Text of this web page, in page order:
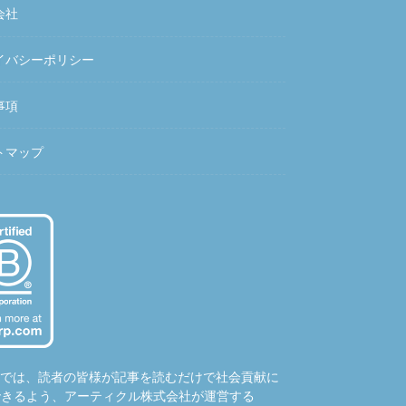
社
バシーポリシー
項
マップ
は、読者の皆様が記事を読むだけで社会貢献に
るよう、アーティクル株式会社が運営する